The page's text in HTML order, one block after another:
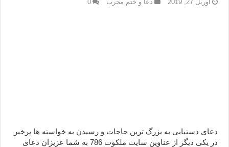
آوریل 27, 2019 دعا و ختم مجرب 0
دعای دستیابی به بزرگ ترین حاجات و رسیدن به خواسته ها پرخیر
در یکی دیگر از عناوین سایت ملکوت 786 به شما عزیزان دعای